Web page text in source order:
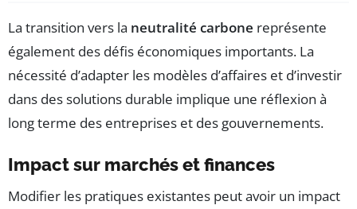
La transition vers la neutralité carbone représente
également des défis économiques importants. La
nécessité d’adapter les modèles d’affaires et d’investir
dans des solutions durable implique une réflexion à
long terme des entreprises et des gouvernements.
Impact sur marchés et finances
Modifier les pratiques existantes peut avoir un impact